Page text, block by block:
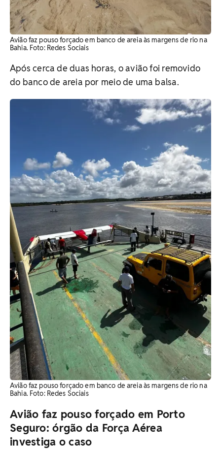
Avião faz pouso forçado em banco de areia às margens de rio na
Bahia. ​Foto: Redes Sociais
Após cerca de duas horas, o avião foi removido
do banco de areia por meio de uma balsa.
Avião faz pouso forçado em banco de areia às margens de rio na
Bahia. ​Foto: Redes Sociais
Avião faz pouso forçado em Porto
Seguro: órgão da Força Aérea
investiga o caso